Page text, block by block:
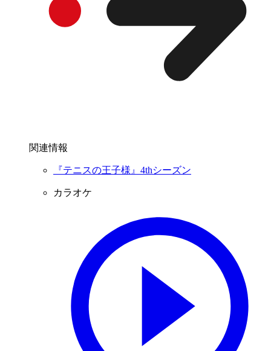
関連情報
『テニスの王子様』4thシーズン
カラオケ